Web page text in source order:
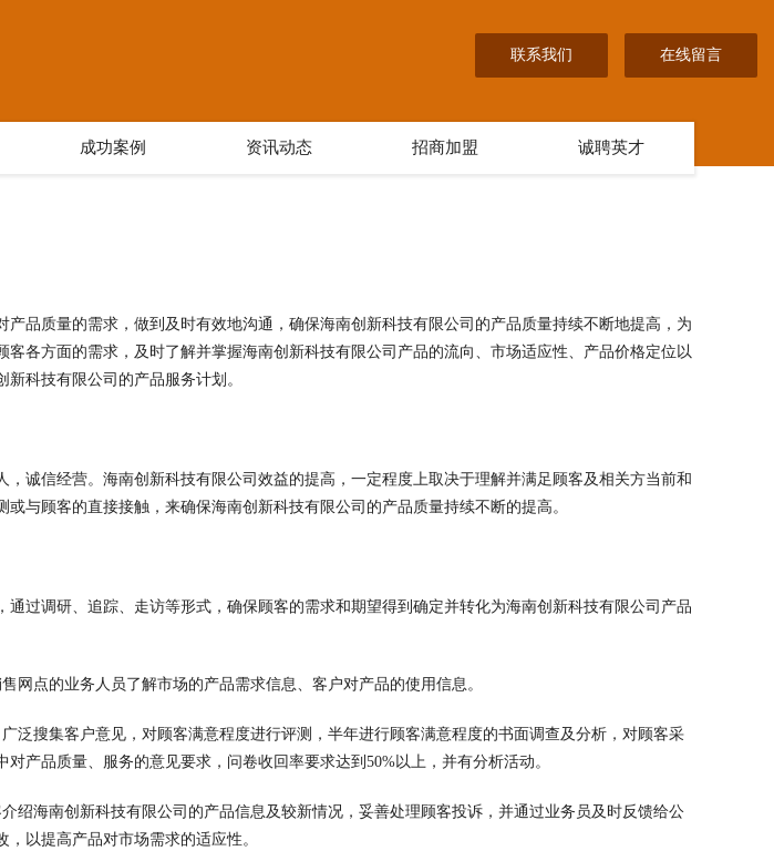
联系我们 在线留言
成功案例 资讯动态 招商加盟 诚聘英才
产品质量的需求，做到及时有效地沟通，确保海南创新科技有限公司的产品质量持续不断地提高，为
客各方面的需求，及时了解并掌握海南创新科技有限公司产品的流向、市场适应性、产品价格定位以
科技有限公司的产品服务计划。
，诚信经营。海南创新科技有限公司效益的提高，一定程度上取决于理解并满足顾客及相关方当前和
与顾客的直接接触，来确保海南创新科技有限公司的产品质量持续不断的提高。
通过调研、追踪、走访等形式，确保顾客的需求和期望得到确定并转化为海南创新科技有限公司产品
网点的业务人员了解市场的产品需求信息、客户对产品的使用信息。
泛搜集客户意见，对顾客满意程度进行评测，半年进行顾客满意程度的书面调查及分析，对顾客采
产品质量、服务的意见要求，问卷收回率要求达到50%以上，并有分析活动。
绍海南创新科技有限公司的产品信息及较新情况，妥善处理顾客投诉，并通过业务员及时反馈给公
以提高产品对市场需求的适应性。